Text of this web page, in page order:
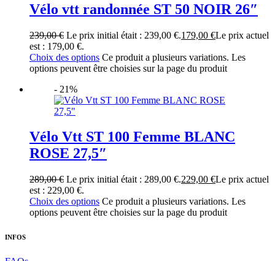
Vélo vtt randonnée ST 50 NOIR 26″
239,00€ Le prix initial était : 239,00 €.179,00 €Le prix actuel
est : 179,00 €.
Choix des options Ce produit a plusieurs variations. Les
options peuvent être choisies sur la page du produit
- 21%
Vélo Vtt ST 100 Femme BLANC
ROSE 27,5″
289,00€ Le prix initial était : 289,00 €.229,00 €Le prix actuel
est : 229,00 €.
Choix des options Ce produit a plusieurs variations. Les
options peuvent être choisies sur la page du produit
INFOS